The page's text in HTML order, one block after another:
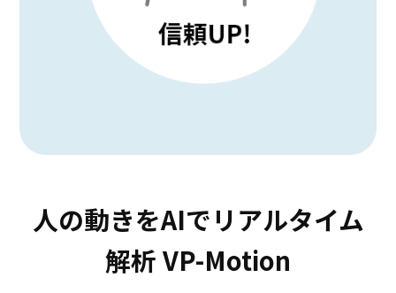
人の動きをAIでリアルタイム
解析 VP-Motion